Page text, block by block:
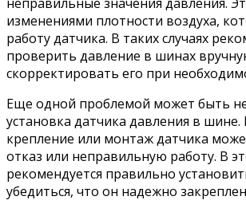
изменениями плотности воздуха,
работу датчика. В таких случаях
проверить давление в шинах
скорректировать его при
Еще одной проблемой может быть
установка датчика давления в
крепление или монтаж датчика
отказ или неправильную работу. В
рекомендуется правильно
убедиться, что он надежно